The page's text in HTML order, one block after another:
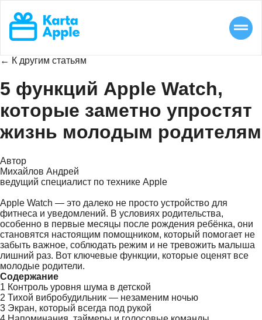
← К другим статьям
5 функций Apple Watch,
которые заметно упростят
жизнь молодым родителям
Автор
Михайлов Андрей
ведущий специалист по технике Apple
Apple Watch — это далеко не просто устройство для
фитнеса и уведомлений. В условиях родительства,
особенно в первые месяцы после рождения ребёнка, они
становятся настоящим помощником, который помогает не
забыть важное, соблюдать режим и не тревожить малыша
лишний раз. Вот ключевые функции, которые оценят все
молодые родители.
Содержание
1 Контроль уровня шума в детской
2 Тихой вибробудильник — незаменим ночью
3 Экран, который всегда под рукой